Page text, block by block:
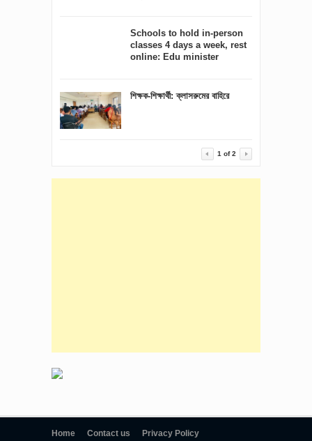
Schools to hold in-person
classes 4 days a week, rest
online: Edu minister
শিক্ষক-শিক্ষার্থী: ক্লাসরুমের বাহিরে
1 of2
Home Contact us Privacy Policy